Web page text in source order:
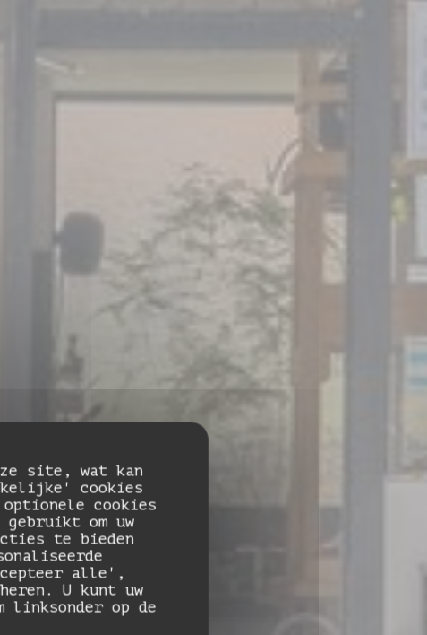
site, wat kan
cookies
cookies
gebruikt om uw
te bieden
alle',
U kunt uw
linksonder op de